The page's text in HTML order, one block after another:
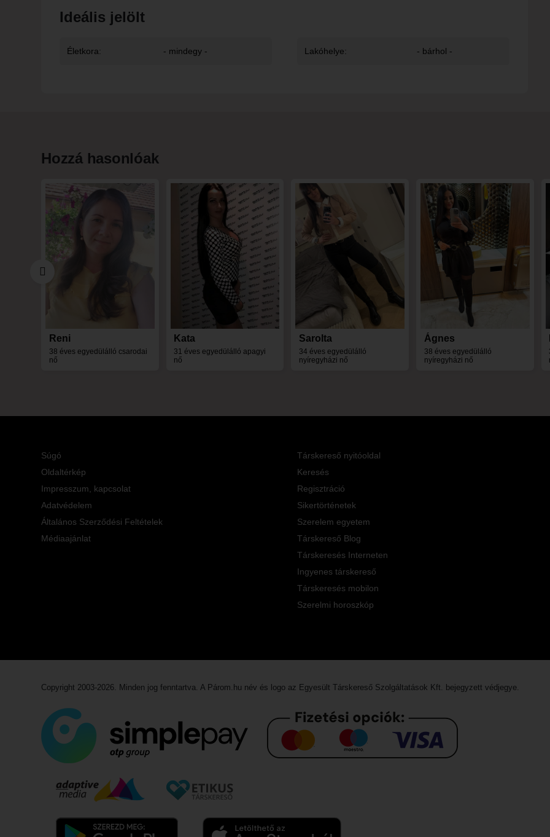
Ideális jelölt
Életkora: - mindegy - Lakóhelye: - bárhol -
Hozzá hasonlóak
Reni
38 éves egyedülálló csarodai
nő
Kata
31 éves egyedülálló apagyi
nő
Sarolta
34 éves egyedülálló
nyíregyházi nő
Ágnes
38 éves egyedülálló
nyíregyházi nő
Súgó
Oldaltérkép
Impresszum, kapcsolat
Adatvédelem
Általános Szerződési Feltételek
Médiaajánlat
Társkereső nyitóoldal
Keresés
Regisztráció
Sikertörténetek
Szerelem egyetem
Társkereső Blog
Társkeresés Interneten
Ingyenes társkereső
Társkeresés mobilon
Szerelmi horoszkóp
Copyright 2003-2026. Minden jog fenntartva. A Párom.hu név és logo az Egyesült Társkereső Szolgáltatások Kft. bejegyzett védjegye.